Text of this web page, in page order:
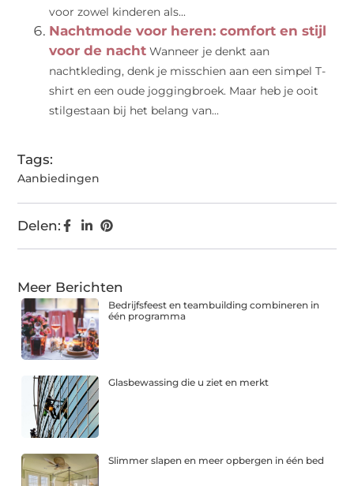
voor zowel kinderen als...
Nachtmode voor heren: comfort en stijl
voor de nacht Wanneer je denkt aan
nachtkleding, denk je misschien aan een simpel T-
shirt en een oude joggingbroek. Maar heb je ooit
stilgestaan bij het belang van...
Tags:
Aanbiedingen
Delen:
Meer Berichten
Bedrijfsfeest en teambuilding combineren in
één programma
Glasbewassing die u ziet en merkt
Slimmer slapen en meer opbergen in één bed